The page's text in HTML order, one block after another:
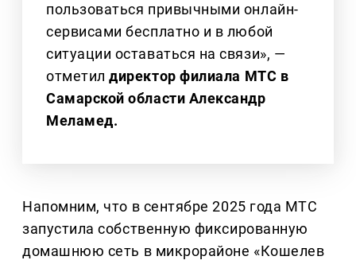
пользоваться привычными онлайн-
сервисами бесплатно и в любой
ситуации оставаться на связи», —
отметилдиректор филиала МТС в
Самарской области Александр
Меламед.
Напомним, что в сентябре 2025 года МТС
запустила собственную фиксированную
домашнюю сеть в микрорайоне «Кошелев